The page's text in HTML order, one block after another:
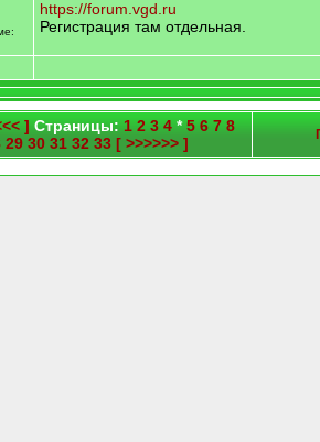
https://forum.vgd.ru
Регистрация там отдельная.
] Страницы: 1 2 3 4 *5 6 7 8
29 30 31 32 33 [ >>>>>> ]